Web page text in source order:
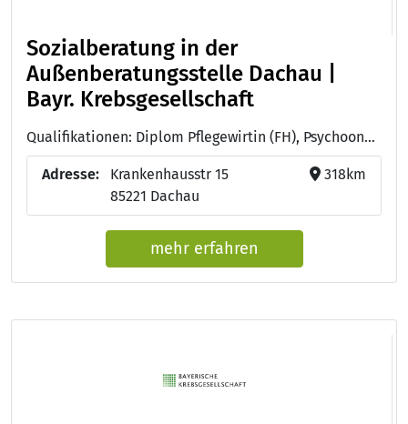
Sozialberatung in der
Außenberatungsstelle Dachau |
Bayr. Krebsgesellschaft
Qualifikationen: Diplom Pflegewirtin (FH), Psychoonkologin (DKG)
Adresse:
Krankenhausstr 15
85221 Dachau
318km
mehr erfahren